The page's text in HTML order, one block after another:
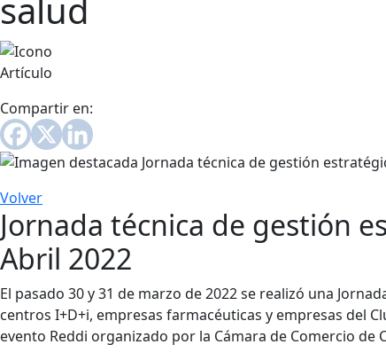
salud
Artículo
Compartir en:
Volver
Jornada técnica de gestión
Abril 2022
El pasado 30 y 31 de marzo de 2022 se realizó una
centros I+D+i, empresas farmacéuticas y empresas del
evento Reddi organizado por la Cámara de Comercio de